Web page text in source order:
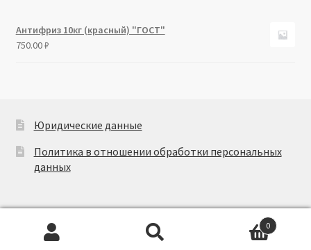
Антифриз 10кг (красный) "ГОСТ"
750.00₽
Юридические данные
Политика в отношении обработки персональных
данных
0